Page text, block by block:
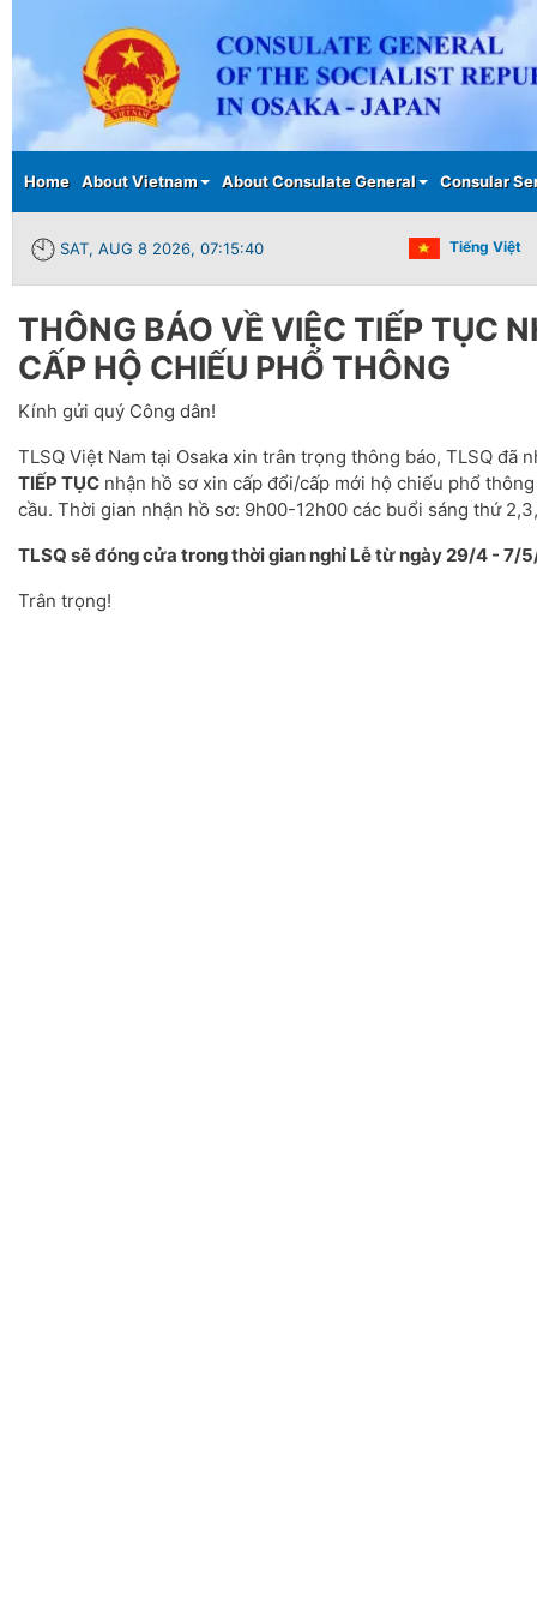
Main menu
Home About Vietnam About Consulate General Consular
SAT, AUG 8 2026, 07:15:40 Tiếng Việt
THÔNG BÁO VỀ VIỆC TIẾP TỤC
CẤP HỘ CHIẾU PHỔ THÔNG
Kính gửi quý Công dân!
TLSQ Việt Nam tại Osaka xin trân trọng thông báo, TLSQ đã
TIẾP TỤC nhận hồ sơ xin cấp đổi/cấp mới hộ chiếu phổ
cầu. Thời gian nhận hồ sơ: 9h00-12h00 các buổi sáng thứ
TLSQ sẽ đóng cửa trong thời gian nghỉ Lễ từ ngày 29/4 - 7/
Trân trọng!